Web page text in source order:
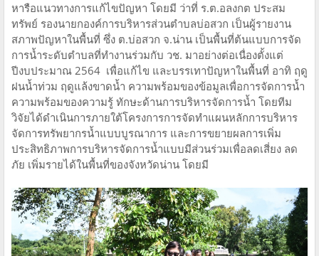
หารือแนวทางการแก้ไขปัญหา โดยมี ว่าที่ ร.ต.อลงกต ประสม
ทรัพย์ รองนายกองค์การบริหารส่วนตำบลบ่อสวก เป็นผู้รายงาน
สภาพปัญหาในพื้นที่ ซึ่ง ต.บ่อสวก จ.น่าน เป็นพื้นที่ต้นแบบการจัด
การนํ้าระดับตําบลที่ทำงานร่วมกับ วช. มาอย่างต่อเนื่องตั้งแต่
ปีงบประมาณ 2564 เพื่อแก้ไข และบรรเทาปัญหาในพื้นที่ อาทิ ฤดู
ฝนนํ้าท่วม ฤดูแล้งขาดนํ้า ความพร้อมของข้อมูลเพื่อการจัดการนํ้า
ความพร้อมของความรู้ ทักษะด้านการบริหารจัดการนํ้า โดยทีม
วิจัยได้ดำเนินการภายใต้โครงการการจัดทําแผนหลักการบริหาร
จัดการทรัพยากรนํ้าแบบบูรณาการ และการขยายผลการเพิ่ม
ประสิทธิภาพการบริหารจัดการนํ้าแบบมีส่วนร่วมเพื่อลดเสี่ยง ลด
ภัย เพิ่มรายได้ในพื้นที่ของจังหวัดน่าน โดยมี